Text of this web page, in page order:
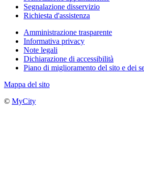
Segnalazione disservizio
Richiesta d'assistenza
Amministrazione trasparente
Informativa privacy
Note legali
Dichiarazione di accessibilità
Piano di miglioramento del sito e dei
Mappa del sito
© MyCity